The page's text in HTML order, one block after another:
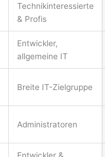
Technikinteressierte
& Profis
Entwickler,
allgemeine IT
Breite IT-Zielgruppe
Administratoren